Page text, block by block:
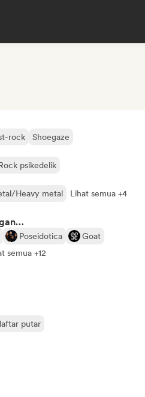
rock Shoegaze
psikedelik
Heavy metal Lihat semua +4
Poseidotica
Goat
semua +12
putar